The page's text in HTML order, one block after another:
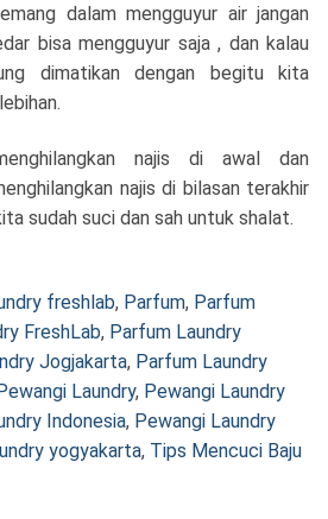
dalam mengguyur air jangan
bisa mengguyur saja , dan kalau
dimatikan dengan begitu kita
najis di awal dan
najis di bilasan terakhir
sudah suci dan sah untuk shalat.
freshlab, Parfum, Parfum
FreshLab, Parfum Laundry
Jogjakarta, Parfum Laundry
Laundry, Pewangi Laundry
Indonesia, Pewangi Laundry
yogyakarta, Tips Mencuci Baju